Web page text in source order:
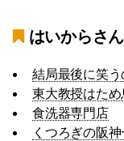
はいからさん
結局最後に笑
東大教授はた
食洗器専門店
くつろぎの阪